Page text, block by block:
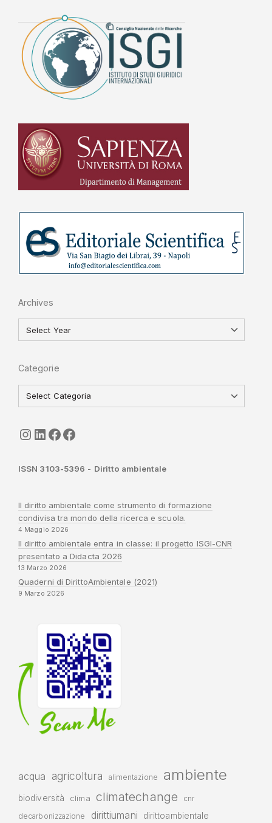
Archives
Categorie
seguici
LinkedIn
ISGI-CNRSapienza
ISSN 3103-5396 - Diritto ambientale
Il diritto ambientale come strumento di formazione
condivisa tra mondo della ricerca e scuola.
4 Maggio 2026
Il diritto ambientale entra in classe: il progetto ISGI-CNR
presentato a Didacta 2026
13 Marzo 2026
Quaderni di DirittoAmbientale (2021)
9 Marzo 2026
acqua agricoltura alimentazione ambiente
biodiversità clima climatechange cnr
decarbonizzazione dirittiumani dirittoambientale